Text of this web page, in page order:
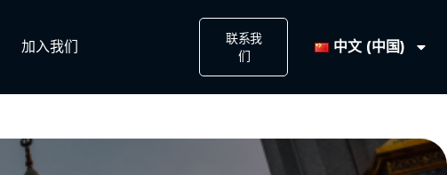
加入我们​
联系我
们​
中文 (中国)